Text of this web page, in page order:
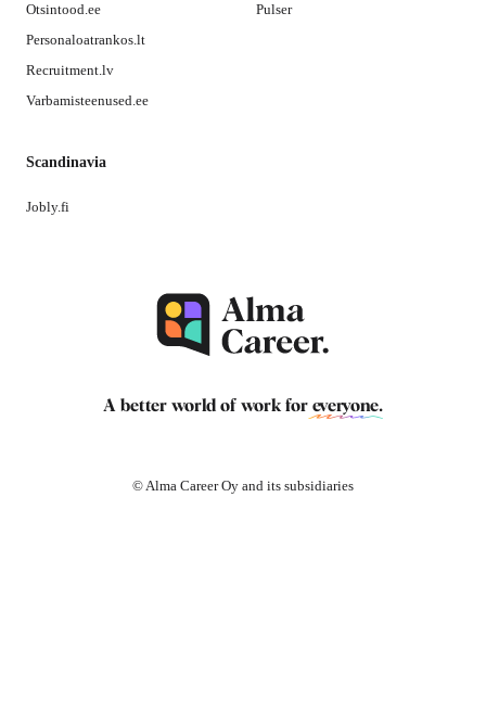
Otsintood.ee
Personaloatrankos.lt
Recruitment.lv
Varbamisteenused.ee
Pulser
Scandinavia
Jobly.fi
A better world of work for everyone.
© Alma Career Oy and its subsidiaries